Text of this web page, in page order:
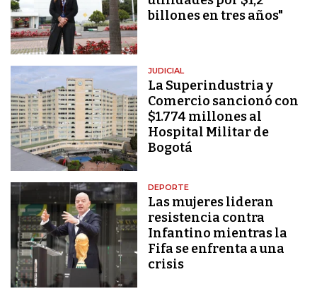
billones en tres años"
JUDICIAL
La Superindustria y
Comercio sancionó con
$1.774 millones al
Hospital Militar de
Bogotá
DEPORTE
Las mujeres lideran
resistencia contra
Infantino mientras la
Fifa se enfrenta a una
crisis